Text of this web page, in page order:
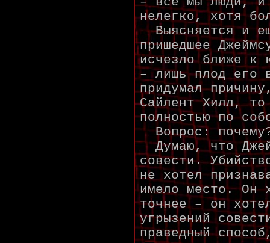
нелегко, хотя
Выясняется и
пришедшее
исчезло ближе к
– лишь плод его
придумал
Сайлент Хилл,
полностью по
Вопрос:
Думаю, что
совести.
не хотел
имело место. Он
точнее – он
угрызений
праведный